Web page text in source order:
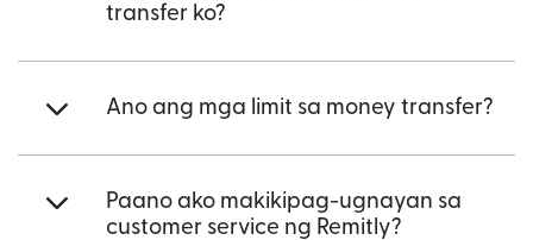
transfer ko?
Ano ang mga limit sa money transfer?
Paano ako makikipag-ugnayan sa
customer service ng Remitly?